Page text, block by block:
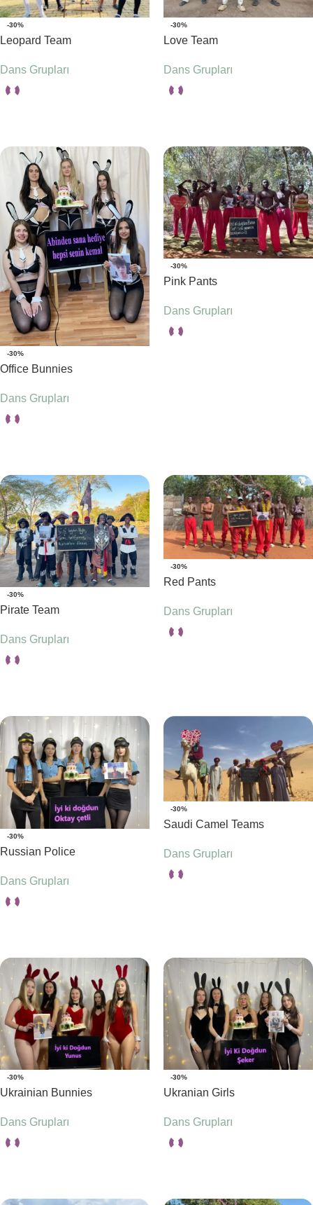
-30%
Leopard Team
Dans Grupları
-30%
Love Team
Dans Grupları
-30%
Office Bunnies
Dans Grupları
-30%
Pink Pants
Dans Grupları
-30%
Pirate Team
Dans Grupları
-30%
Red Pants
Dans Grupları
-30%
Russian Police
Dans Grupları
-30%
Saudi Camel Teams
Dans Grupları
-30%
Ukrainian Bunnies
Dans Grupları
-30%
Ukranian Girls
Dans Grupları